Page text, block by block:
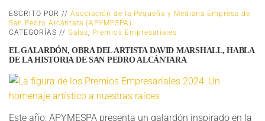
ESCRITO POR // Asociación de la Pequeña y Mediana Empresa de
San Pedro Alcántara (APYMESPA)
CATEGORÍAS // Galas Premios Empresariales
EL GALARDÓN, OBRA DEL ARTISTA DAVID MARSHALL, HABLA
DE LA HISTORIA DE SAN PEDRO ALCÁNTARA
Este año, APYMESPA presenta un galardón inspirado en la